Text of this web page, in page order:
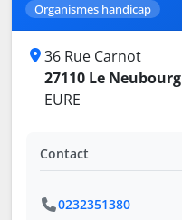
Organismes handicap
36 Rue Carnot
27110 Le Neubourg
EURE
Contact
0232351380